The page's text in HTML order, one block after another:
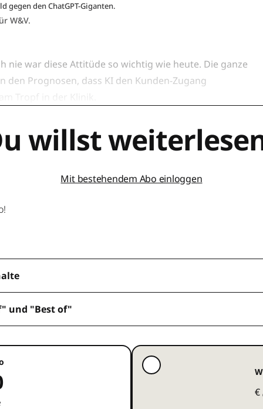
gegen den ChatGPT-Giganten.
W&V.
war diese Attitüde so wichtig wie heute. Die ganze
den Prognosen, dass KI den Kunden-Zugang
willst
Mit bestehendem Abo einloggen
und "Best of"
€